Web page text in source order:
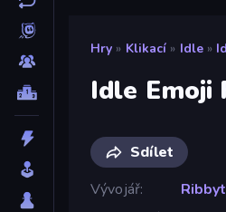
Hry » Klikací » Idle »
Idle Emoji
Sdílet
Vývojář